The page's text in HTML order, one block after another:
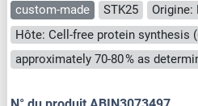
custom-made STK25
Origine:
Hôte: Cell-free protein synthesis